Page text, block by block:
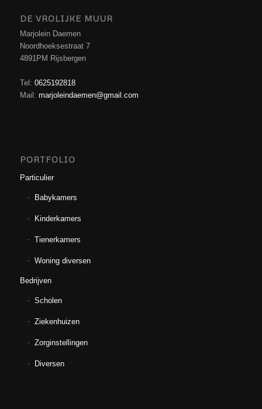
DE VROLIJKE MUUR
Marjolein Daemen
Noordhoeksestraat 7
4891PM Rijsbergen
Tel: 0625192818
Mail: marjoleindaemen@gmail.com
PORTFOLIO
Particulier
Babykamers
Kinderkamers
Tienerkamers
Woning diversen
Bedrijven
Scholen
Ziekenhuizen
Zorginstellingen
Diversen